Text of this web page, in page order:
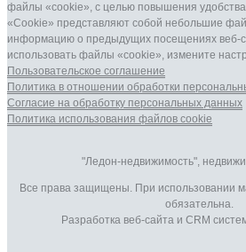
файлы «cookie», с целью повышения
«Cookie» представляют собой небольшие
информацию о предыдущих посещениях веб-
использовать файлы «cookie», измените
Пользовательское соглашение
Политика в отношении обработки
Согласие на обработку персональных данныx
Политика использования файлов cookie
"Ледон-недвижимость",
Все права защищены. При использовании
обязательна.
Разработка веб-сайта и CRM